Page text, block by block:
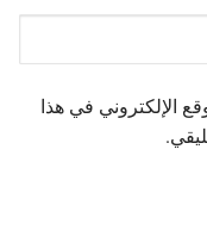
الإلكتروني في هذا